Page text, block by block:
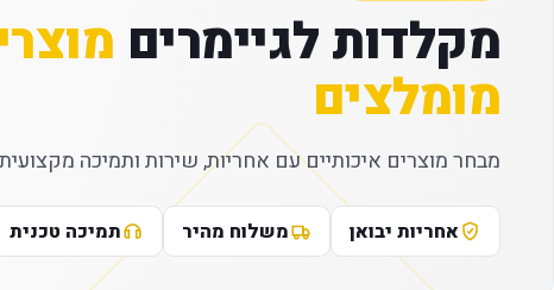
מקלדות לגיימרים
מומלצים
מבחר מוצרים איכותיים עם אחריות, שירות ותמיכה
אחריות יבואן משלוח מהיר תמיכה טכנית